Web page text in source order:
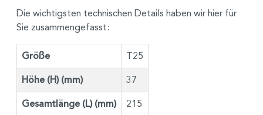
Die wichtigsten technischen Details haben wir hier für
Sie zusammengefasst:
Größe T25
Höhe (H) (mm) 37
Gesamtlänge (L) (mm) 215